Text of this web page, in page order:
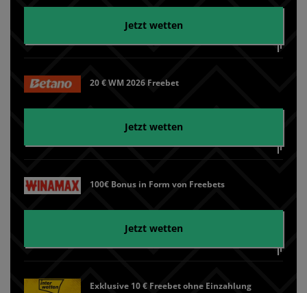
Jetzt wetten
20 € WM 2026 Freebet
Jetzt wetten
100€ Bonus in Form von Freebets
Jetzt wetten
Exklusive 10 € Freebet ohne Einzahlung